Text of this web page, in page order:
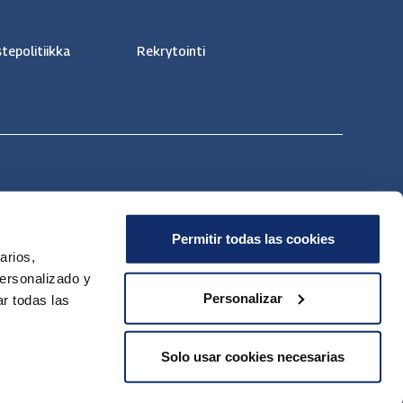
y
todas las
Permitir todas las cookies
Personalizar
Solo usar cookies necesarias
Rekrytointi